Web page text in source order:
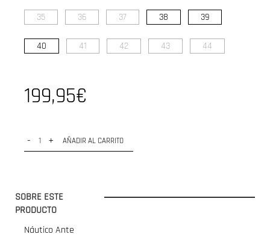
35 36 37 38 39
40 41 42 43 44
199,95€
- + AÑADIR AL CARRITO
SOBRE ESTE
PRODUCTO
Náutico Ante